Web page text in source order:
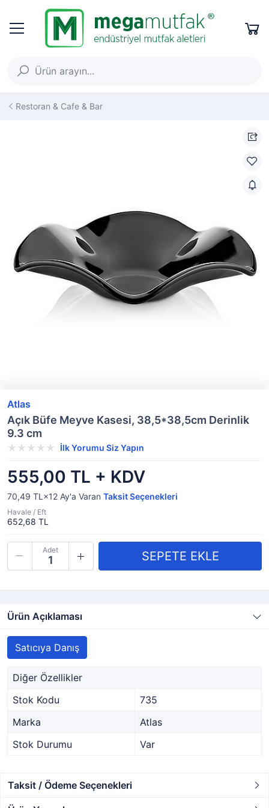
Restoran & Cafe & Bar
Atlas
Açık Büfe Meyve Kasesi, 38,5*38,5cm Derinlik
9.3 cm
İlk Yorumu Siz Yapın
555,00 TL + KDV
70,49 TL×12 Ay'a Varan Taksit Seçenekleri
Havale / Eft
652,68 TL
Adet
Ürün Açıklaması
Satıcıya Danış
Diğer Özellikler
Stok Kodu
735
Marka
Atlas
Stok Durumu
Var
Taksit / Ödeme Seçenekleri